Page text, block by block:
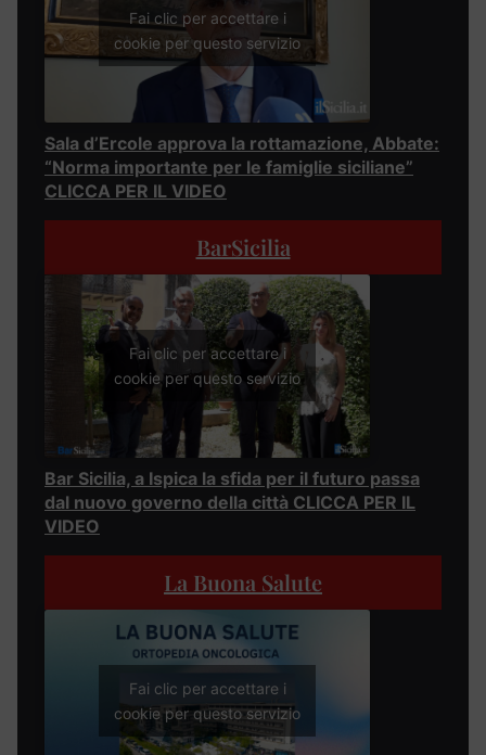
Fai clic per accettare i
cookie per questo servizio
Sala d’Ercole approva la rottamazione, Abbate:
“Norma importante per le famiglie siciliane”
CLICCA PER IL VIDEO
BarSicilia
Fai clic per accettare i
cookie per questo servizio
Bar Sicilia, a Ispica la sfida per il futuro passa
dal nuovo governo della città CLICCA PER IL
VIDEO
La Buona Salute
Fai clic per accettare i
cookie per questo servizio